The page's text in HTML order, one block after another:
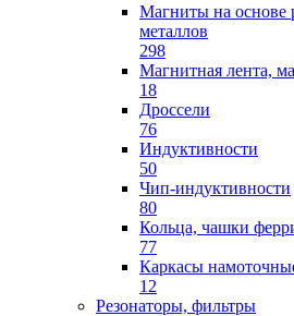
Магниты на основе
металлов
298
Магнитная лента,
18
Дроссели
76
Индуктивности
50
Чип-индуктивности
80
Кольца, чашки
77
Каркасы
12
Резонаторы, фильтры